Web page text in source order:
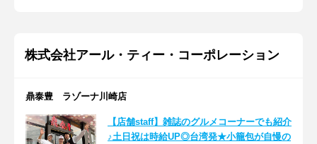
株式会社アール・ティー・コーポレーション
鼎泰豊 ラゾーナ川崎店
【店舗staff】雑誌のグルメコーナーでも紹介
♪土日祝は時給UP◎台湾発★小籠包が自慢の